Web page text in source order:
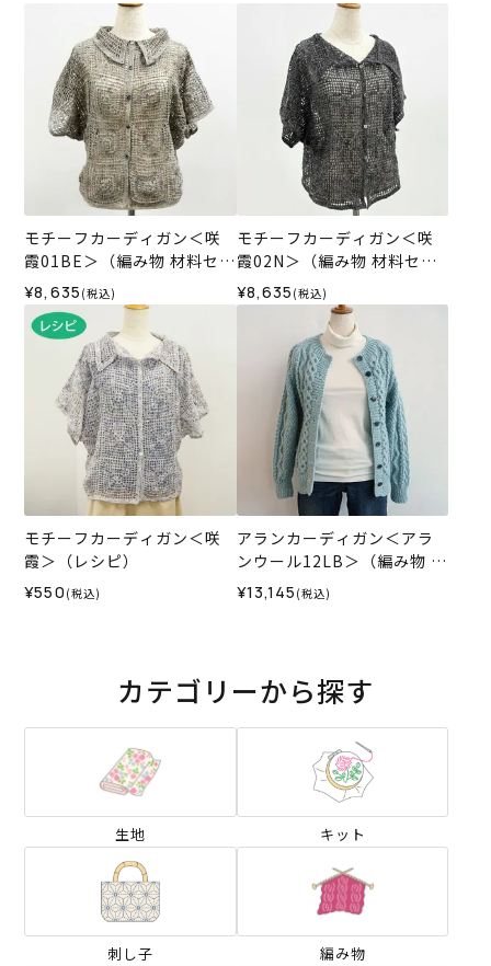
モチーフカーディガン＜咲
霞01BE＞（編み物 材料セッ
ト）
¥8,635 (税込)
モチーフカーディガン＜咲
霞02N＞（編み物 材料セッ
ト）
¥8,635 (税込)
モチーフカーディガン＜咲
霞＞（レシピ）
¥550 (税込)
アランカーディガン＜アラ
ンウール12LB＞（編み物 材
料セット）
¥13,145 (税込)
カテゴリーから探す
生地 キット
刺し子 編み物